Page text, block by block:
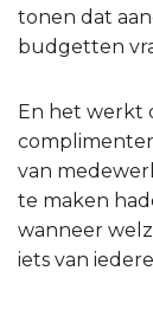
tonen dat
budgetten
En het werkt
van
te maken
wanneer
iets van